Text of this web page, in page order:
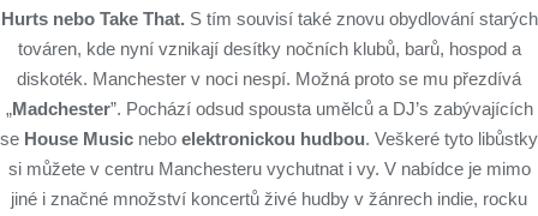
Hurts nebo Take That. S tím souvisí také znovu obydlování starých
továren, kde nyní vznikají desítky nočních klubů, barů, hospod a
diskoték. Manchester v noci nespí. Možná proto se mu přezdívá
„Madchester”. Pochází odsud spousta umělců a DJ’s zabývajících
se House Music nebo elektronickou hudbou. Veškeré tyto libůstky
si můžete v centru Manchesteru vychutnat i vy. V nabídce je mimo
jiné i značné množství koncertů živé hudby v žánrech indie, rocku